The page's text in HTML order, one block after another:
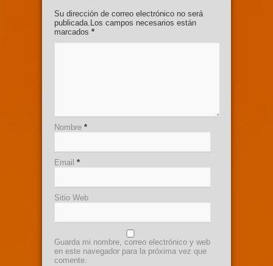
Su dirección de correo electrónico no será
publicada.Los campos necesarios están
marcados *
Nombre *
Email *
Sitio Web
Guarda mi nombre, correo electrónico y web
en este navegador para la próxima vez que
comente.